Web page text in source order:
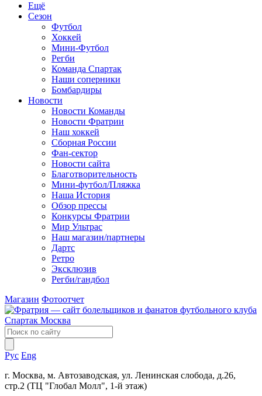
Ещё
Сезон
Футбол
Хоккей
Мини-Футбол
Регби
Команда Спартак
Наши соперники
Бомбардиры
Новости
Новости Команды
Новости Фратрии
Наш хоккей
Сборная России
Фан-cектор
Новости сайта
Благотворительность
Мини-футбол/Пляжка
Наша История
Обзор прессы
Конкурсы Фратрии
Мир Ультрас
Наш магазин/партнеры
Дартс
Ретро
Эксклюзив
Регби/гандбол
Магазин Фотоотчет
Рус Eng
г. Москва, м. Автозаводская, ул. Ленинская слобода, д.26,
стр.2 (ТЦ "Глобал Молл", 1-й этаж)